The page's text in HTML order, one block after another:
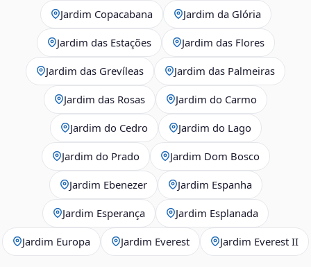
Jardim Copacabana Jardim da Glória
Jardim das Estações Jardim das Flores
Jardim das Grevíleas Jardim das Palmeiras
Jardim das Rosas Jardim do Carmo
Jardim do Cedro Jardim do Lago
Jardim do Prado Jardim Dom Bosco
Jardim Ebenezer Jardim Espanha
Jardim Esperança Jardim Esplanada
Jardim Europa Jardim Everest Jardim Everest II